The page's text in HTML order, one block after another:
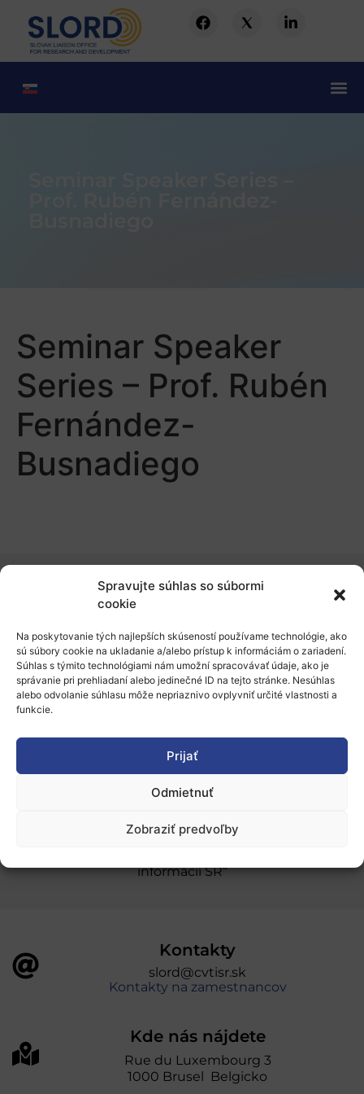
Spravujte súhlas so súbormi
cookie
Na poskytovanie tých najlepších skúseností používame technológie, ako
sú súbory cookie na ukladanie a/alebo prístup k informáciám o zariadení.
Súhlas s týmito technológiami nám umožní spracovávať údaje, ako je
správanie pri prehliadaní alebo jedinečné ID na tejto stránke. Nesúhlas
alebo odvolanie súhlasu môže nepriaznivo ovplyvniť určité vlastnosti a
funkcie.
Prijať
Odmietnuť
Zobraziť predvoľby
Seminar Speaker
Series – Prof. Rubén
Fernández-
Busnadiego
Naše služby
Financovanie a podpora
Stáže a pobyty
Ochrana osobných údajov
úniou v rámci Programu Slovensko. Portál
informácií SR“
Kontakty
slord@cvtisr.sk
Kontakty na zamestnancov
Kde nás nájdete
Rue du Luxembourg 3
1000 Brusel Belgicko